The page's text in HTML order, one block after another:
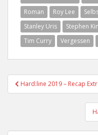
Roman
Roy Lee
Stanley Uris
Stephen
Tim Curry
Vergessen
Hard:line 2019 – Recap